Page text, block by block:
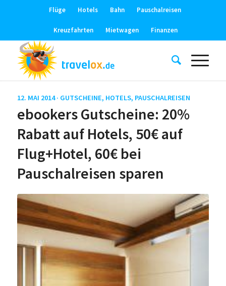
Flüge Hotels Bahn Pauschalreisen
Kreuzfahrten Mietwagen Finanzen
12. MAI 2014 · GUTSCHEINE, HOTELS, PAUSCHALREISEN
ebookers Gutscheine: 20%
Rabatt auf Hotels, 50€ auf
Flug+Hotel, 60€ bei
Pauschalreisen sparen